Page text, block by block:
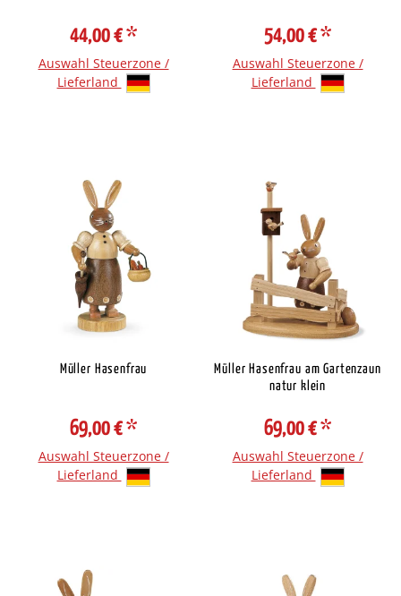
44,00 €*
Auswahl Steuerzone /
Lieferland
54,00 €*
Auswahl Steuerzone /
Lieferland
Müller Hasenfrau
69,00 €*
Auswahl Steuerzone /
Lieferland
Müller Hasenfrau am Gartenzaun
natur klein
69,00 €*
Auswahl Steuerzone /
Lieferland